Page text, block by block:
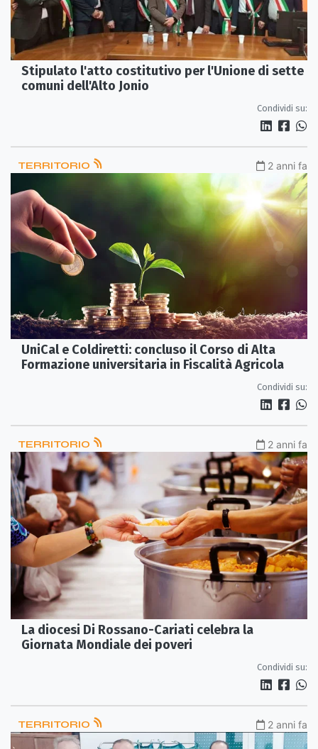
Stipulato l'atto costitutivo per l'Unione di sette
comuni dell'Alto Jonio
Condividi su:
TERRITORIO 2 anni fa
UniCal e Coldiretti: concluso il Corso di Alta
Formazione universitaria in Fiscalità Agricola
Condividi su:
TERRITORIO 2 anni fa
La diocesi Di Rossano-Cariati celebra la
Giornata Mondiale dei poveri
Condividi su:
TERRITORIO 2 anni fa